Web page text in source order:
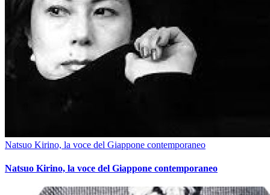
Natsuo Kirino, la voce del Giappone contemporaneo
Natsuo Kirino, la voce del Giappone contemporaneo